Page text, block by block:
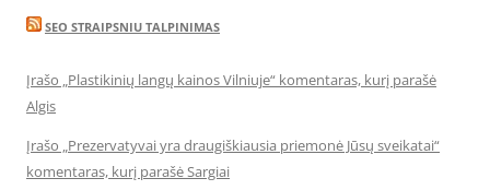
SEO STRAIPSNIU TALPINIMAS
Įrašo „Plastikinių langų kainos Vilniuje“ komentaras, kurį parašė
Algis
Įrašo „Prezervatyvai yra draugiškiausia priemonė Jūsų sveikatai“
komentaras, kurį parašė Sargiai